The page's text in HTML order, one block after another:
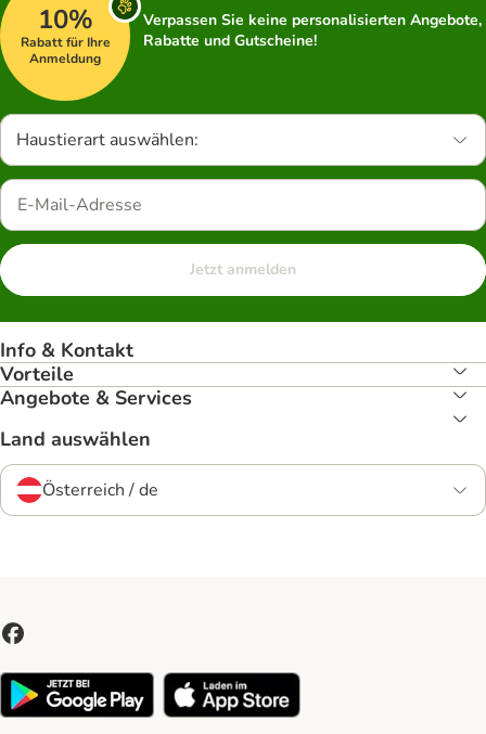
10%
Rabatt für Ihre
Anmeldung
Verpassen Sie keine personalisierten Angebote,
Rabatte und Gutscheine!
Haustierart auswählen:
Jetzt anmelden
Info & Kontakt
Vorteile
Angebote & Services
Land auswählen
Österreich / de